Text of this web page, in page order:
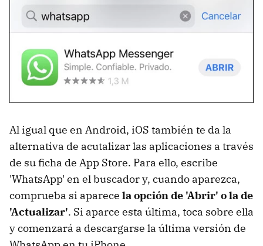
Al igual que en Android, iOS también te da la
alternativa de acutalizar las aplicaciones a través
de su ficha de App Store. Para ello, escribe
'WhatsApp' en el buscador y, cuando aparezca,
comprueba si aparece la opción de 'Abrir' o la de
'Actualizar'. Si aparce esta última, toca sobre ella
y comenzará a descargarse la última versión de